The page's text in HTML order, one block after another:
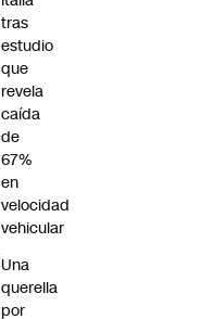
tras
estudio
que
revela
caída
de
67%
en
velocidad
vehicular
Una
querella
por